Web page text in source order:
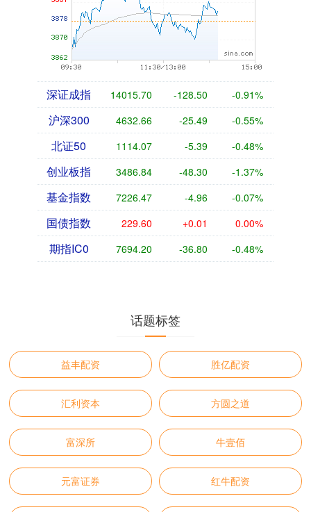
深证成指 14015.70 -128.50 -0.91%
沪深300 4632.66 -25.49 -0.55%
北证50 1114.07 -5.39 -0.48%
创业板指 3486.84 -48.30 -1.37%
基金指数 7226.47 -4.96 -0.07%
国债指数 229.60 +0.01 0.00%
期指IC0 7694.20 -36.80 -0.48%
话题标签
益丰配资 胜亿配资
汇利资本 方圆之道
富深所 牛壹佰
元富证券 红牛配资